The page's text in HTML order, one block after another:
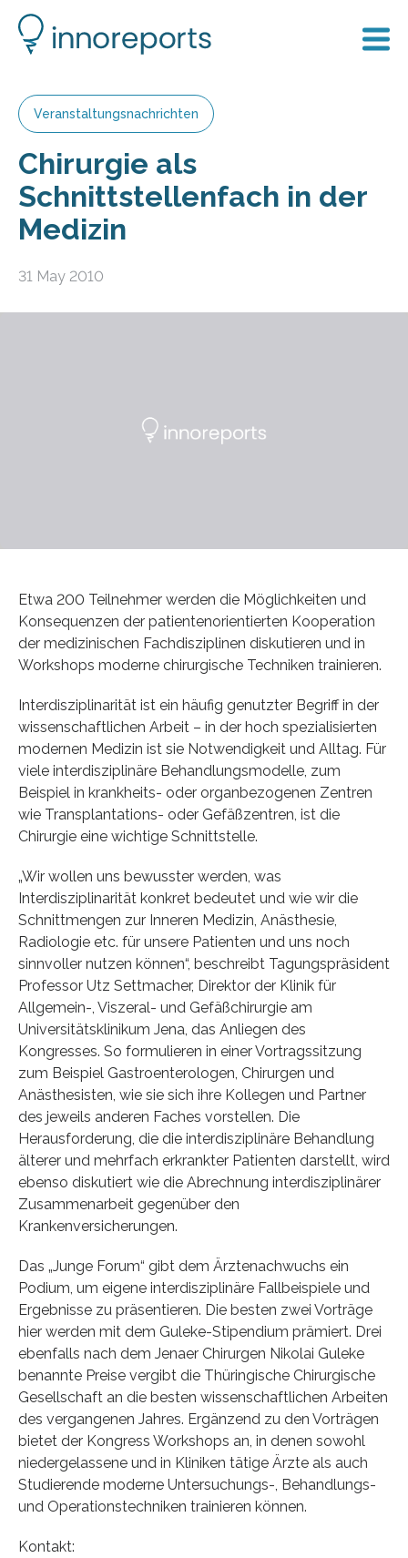
Veranstaltungsnachrichten
Chirurgie als
Schnittstellenfach in der
Medizin
31 May 2010
Etwa 200 Teilnehmer werden die Möglichkeiten und
Konsequenzen der patientenorientierten Kooperation
der medizinischen Fachdisziplinen diskutieren und in
Workshops moderne chirurgische Techniken trainieren.
Interdisziplinarität ist ein häufig genutzter Begriff in der
wissenschaftlichen Arbeit – in der hoch spezialisierten
modernen Medizin ist sie Notwendigkeit und Alltag. Für
viele interdisziplinäre Behandlungsmodelle, zum
Beispiel in krankheits- oder organbezogenen Zentren
wie Transplantations- oder Gefäßzentren, ist die
Chirurgie eine wichtige Schnittstelle.
„Wir wollen uns bewusster werden, was
Interdisziplinarität konkret bedeutet und wie wir die
Schnittmengen zur Inneren Medizin, Anästhesie,
Radiologie etc. für unsere Patienten und uns noch
sinnvoller nutzen können“, beschreibt Tagungspräsident
Professor Utz Settmacher, Direktor der Klinik für
Allgemein-, Viszeral- und Gefäßchirurgie am
Universitätsklinikum Jena, das Anliegen des
Kongresses. So formulieren in einer Vortragssitzung
zum Beispiel Gastroenterologen, Chirurgen und
Anästhesisten, wie sie sich ihre Kollegen und Partner
des jeweils anderen Faches vorstellen. Die
Herausforderung, die die interdisziplinäre Behandlung
älterer und mehrfach erkrankter Patienten darstellt, wird
ebenso diskutiert wie die Abrechnung interdisziplinärer
Zusammenarbeit gegenüber den
Krankenversicherungen.
Das „Junge Forum“ gibt dem Ärztenachwuchs ein
Podium, um eigene interdisziplinäre Fallbeispiele und
Ergebnisse zu präsentieren. Die besten zwei Vorträge
hier werden mit dem Guleke-Stipendium prämiert. Drei
ebenfalls nach dem Jenaer Chirurgen Nikolai Guleke
benannte Preise vergibt die Thüringische Chirurgische
Gesellschaft an die besten wissenschaftlichen Arbeiten
des vergangenen Jahres. Ergänzend zu den Vorträgen
bietet der Kongress Workshops an, in denen sowohl
niedergelassene und in Kliniken tätige Ärzte als auch
Studierende moderne Untersuchungs-, Behandlungs-
und Operationstechniken trainieren können.
Kontakt: